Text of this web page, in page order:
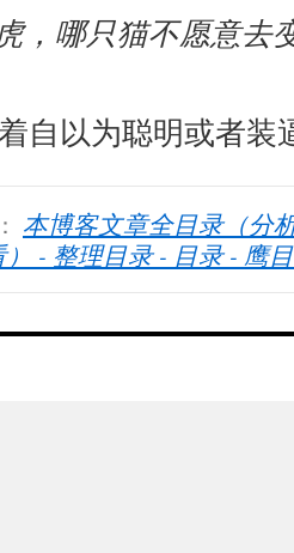
，哪只猫不愿意去
自以为聪明或者装
本博客文章全目录（分
- 整理目录 - 目录 - 鹰